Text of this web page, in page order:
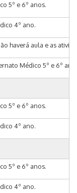
5º e 6º anos.
4º ano.
haverá aula e as
Médico 5º e 6º
5º e 6º anos.
4º ano.
5º e 6º anos.
4º ano.